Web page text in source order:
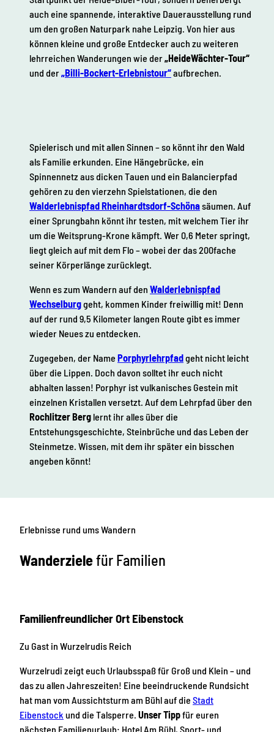
auch eine spannende, interaktive Dauerausstellung rund
um den großen Naturpark nahe Leipzig. Von hier aus
können kleine und große Entdecker auch zu weiteren
lehrreichen Wanderungen wie der„HeideWächter-Tour“
und der„Billi-Bockert-Erlebnistour“aufbrechen.
Spielerisch und mit allen Sinnen – so könnt ihr den Wald
als Familie erkunden. Eine Hängebrücke, ein
Spinnennetz aus dicken Tauen und ein Balancierpfad
gehören zu den vierzehn Spielstationen, die den
Walderlebnispfad Rheinhardtsdorf-Schönasäumen. Auf
einer Sprungbahn könnt ihr testen, mit welchem Tier ihr
um die Weitsprung-Krone kämpft. Wer 0,6 Meter springt,
liegt gleich auf mit dem Flo – wobei der das 200fache
seiner Körperlänge zurücklegt.
Wenn es zum Wandern auf den Walderlebnispfad
Wechselburggeht, kommen Kinder freiwillig mit! Denn
auf der rund 9,5 Kilometer langen Route gibt es immer
wieder Neues zu entdecken.
Zugegeben, der Name Porphyrlehrpfadgeht nicht leicht
über die Lippen. Doch davon solltet ihr euch nicht
abhalten lassen! Porphyr ist vulkanisches Gestein mit
einzelnen Kristallen versetzt. Auf dem Lehrpfad über den
Rochlitzer Berg lernt ihr alles über die
Entstehungsgeschichte, Steinbrüche und das Leben der
Steinmetze. Wissen, mit dem ihr später ein bisschen
angeben könnt!
Erlebnisse rund ums Wandern
Wanderzielefür Familien
Familienfreundlicher Ort Eibenstock
Zu Gast in Wurzelrudis Reich
Wurzelrudi zeigt euch Urlaubsspaß für Groß und Klein – und
das zu allen Jahreszeiten! Eine beeindruckende Rundsicht
hat man vom Aussichtsturm am Bühl auf die Stadt
Eibenstock und die Talsperre. Unser Tippfür euren
nächsten Familienurlaub: Hotel Am Bühl, Sport- und